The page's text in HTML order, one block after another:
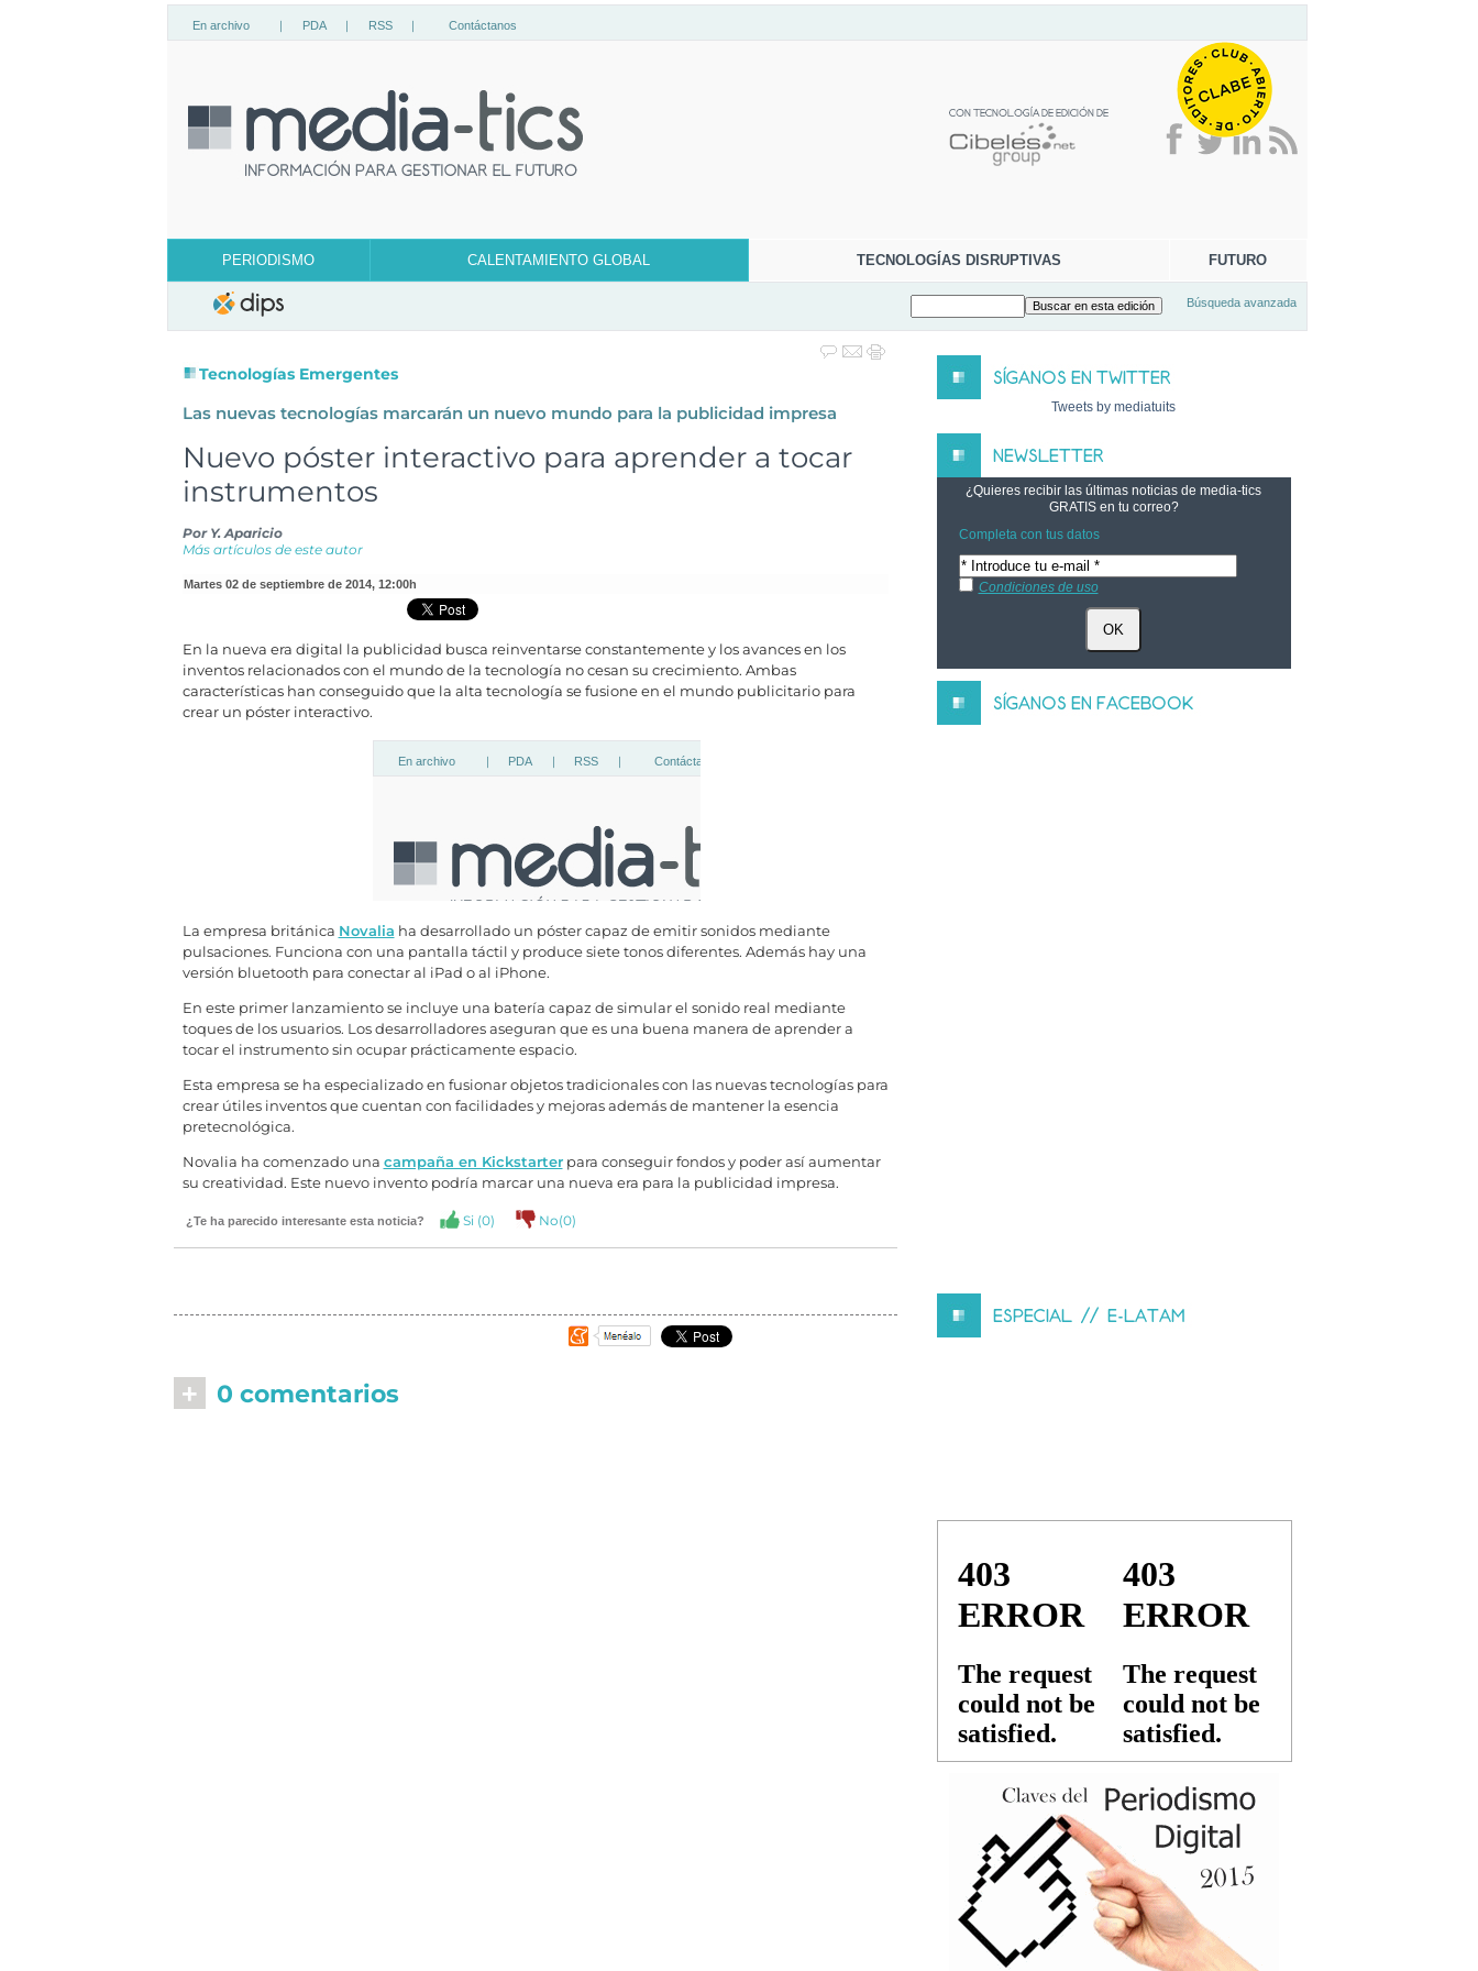
En archivo | PDA | RSS | Contáctanos
PERIODISMO CALENTAMIENTO GLOBAL TECNOLOGÍAS DISRUPTIVAS FUTURO
Búsqueda avanzada
Tecnologías Emergentes
Las nuevas tecnologías marcarán un nuevo mundo para la publicidad impresa
Nuevo póster interactivo para aprender a tocar
instrumentos
Por Y. Aparicio
Más artículos de este autor
martes 02 de septiembre de 2014, 12:00h
En la nueva era digital la publicidad busca reinventarse constantemente y los avances en los
inventos relacionados con el mundo de la tecnología no cesan su crecimiento. Ambas
características han conseguido que la alta tecnología se fusione en el mundo publicitario para
crear un póster interactivo.
La empresa británica Novalia ha desarrollado un póster capaz de emitir sonidos mediante
pulsaciones. Funciona con una pantalla táctil y produce siete tonos diferentes. Además hay una
versión bluetooth para conectar al iPad o al iPhone.
En este primer lanzamiento se incluye una batería capaz de simular el sonido real mediante
toques de los usuarios. Los desarrolladores aseguran que es una buena manera de aprender a
tocar el instrumento sin ocupar prácticamente espacio.
Esta empresa se ha especializado en fusionar objetos tradicionales con las nuevas tecnologías para
crear útiles inventos que cuentan con facilidades y mejoras además de mantener la esencia
pretecnológica.
Novalia ha comenzado una campaña en Kickstarterpara conseguir fondos y poder así aumentar
su creatividad. Este nuevo invento podría marcar una nueva era para la publicidad impresa.
¿Te ha parecido interesante esta noticia? Si (0) No(0)
+ 0 comentarios
Tweets by mediatuits
¿Quieres recibir las últimas noticias de media-tics
GRATISen tu correo?
Completa con tus datos
Condiciones de uso